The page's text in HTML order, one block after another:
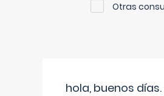
Otras
hola, buenos días.